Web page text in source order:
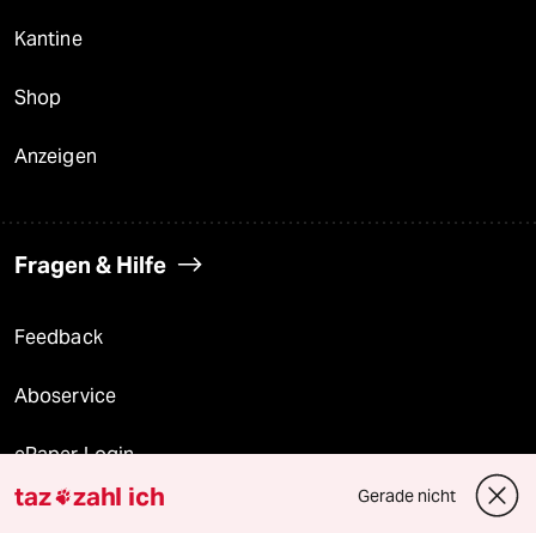
Kantine
Shop
Anzeigen
Fragen & Hilfe
Feedback
Aboservice
ePaper Login
Downloads für Abonnierende
taz zahl ich Gerade nicht